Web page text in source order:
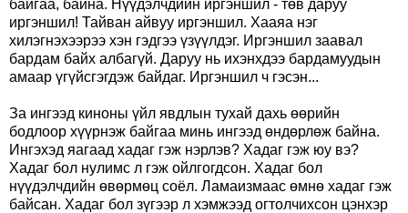
байгаа, байна. Нүүдэлчдийн иргэншил - төв даруу
иргэншил! Тайван айвуу иргэншил. Хааяа нэг
хилэгнэхээрээ хэн гэдгээ үзүүлдэг. Иргэншил заавал
бардам байх албагүй. Даруу нь ихэнхдээ бардамуудын
амаар үгүйсгэгдэж байдаг. Иргэншил ч гэсэн...
За ингээд киноны үйл явдлын тухай дахь өөрийн
бодлоор хүүрнэж байгаа минь ингээд өндөрлөж байна.
Ингэхэд яагаад хадаг гэж нэрлэв? Хадаг гэж юу вэ?
Хадаг бол нулимс л гэж ойлгогдсон. Хадаг бол
нүүдэлчдийн өвөрмөц соёл. Ламаизмаас өмнө хадаг гэж
байсан. Хадаг бол зүгээр л хэмжээд огтолчихсон цэнхэр